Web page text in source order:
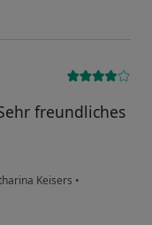
freundliches
Keisers •